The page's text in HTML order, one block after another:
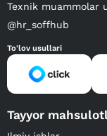
Texnik muammolar
@hr_soffhub
To'lov usullari
Tayyor